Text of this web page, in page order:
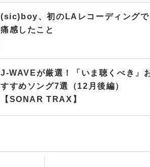
(sic)boy、初のLAレコーディングで
痛感したこと
J-WAVEが厳選！「いま聴くべき」
すすめソング7選（12月後編）
【SONAR TRAX】